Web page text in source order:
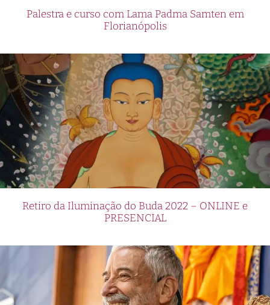
Palestra e curso com Lama Padma Samten em
Florianópolis
Retiro da Iluminação do Buda 2022 – ONLINE e
PRESENCIAL